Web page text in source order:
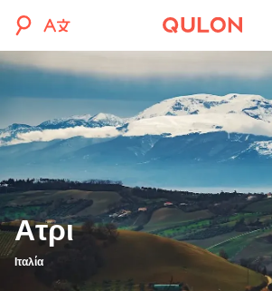
Ατρι
Ιταλία